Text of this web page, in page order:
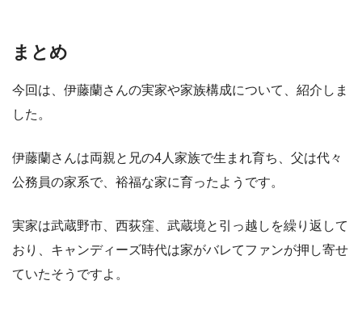
まとめ
今回は、伊藤蘭さんの実家や家族構成について、紹介しま
した。
伊藤蘭さんは両親と兄の4人家族で生まれ育ち、父は代々
公務員の家系で、裕福な家に育ったようです。
実家は武蔵野市、西荻窪、武蔵境と引っ越しを繰り返して
おり、キャンディーズ時代は家がバレてファンが押し寄せ
ていたそうですよ。